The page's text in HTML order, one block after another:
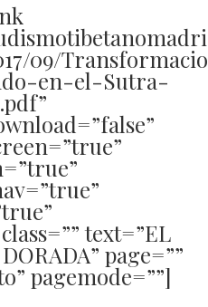
09/
en-el-Sutra-
text=”EL
page=””
pagemode=””]